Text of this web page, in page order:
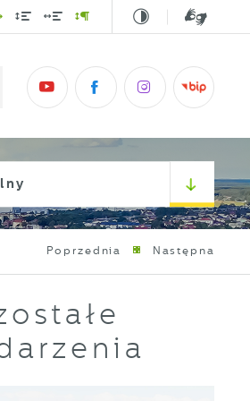
Poprzednia Następna